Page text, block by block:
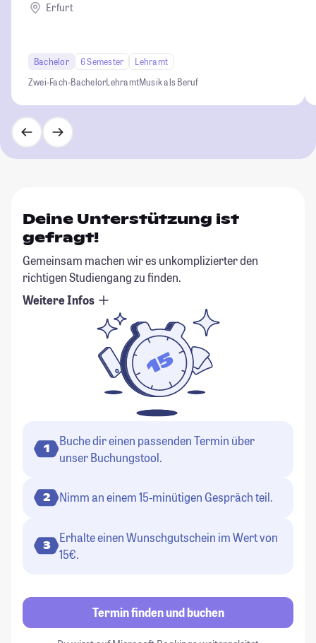
Erfurt
Bachelor 6 Semester
Lehramt
Zwei-Fach-BachelorLehramtMusik als Beruf
Deine Unterstützung ist
gefragt!
Gemeinsam machen wir es unkomplizierter den
richtigen Studiengang zu finden.
Weitere Infos
1
Buche dir einen passenden Termin über
unser Buchungstool.
2 Nimm an einem 15-minütigen Gespräch teil.
3
Erhalte einen Wunschgutschein im Wert von
15€.
Termin finden und buchen